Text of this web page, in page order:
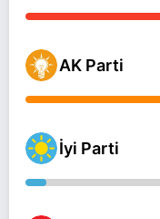
AK Parti
İyi Parti